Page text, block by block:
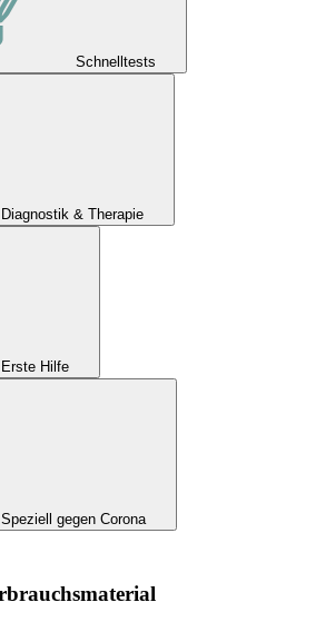
Schnelltests
Diagnostik & Therapie
Erste Hilfe
Speziell gegen Corona